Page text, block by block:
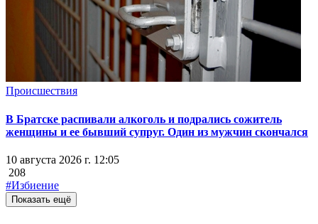
Происшествия
В Братске распивали алкоголь и подрались сожитель
женщины и ее бывший супруг. Один из мужчин скончался
10 августа 2026 г. 12:05
208
#Избиение
Показать ещё